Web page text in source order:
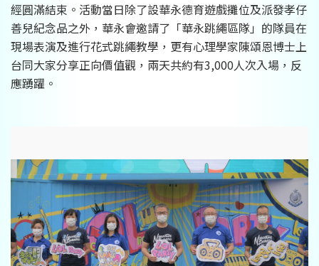
經圓滿結束。活動當日除了設華永德育遊戲攤位及派發孝仔
善兒紀念品之外，華永會邀請了「華永跳繩區隊」的隊員在
現場表演及進行花式跳繩教學，更有心理學家陳頌恩博士上
台同大家分享正向價值觀，兩天共約有3,000人次入場，反
應踴躍。